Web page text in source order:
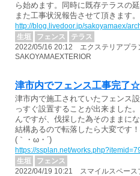
ら始めます。同時に既存テラスの
また工事状況報告させて頂きます。
http://blog.livedoor.jp/sakoyamaex/
生垣
フェンス
テラス
2022/05/16 20:12 エクステリアプラ
SAKOYAMAEXTERIOR
津市内でフェンス工事完了☆
津市内で施工されていたフェンス
っすぐ設置することが出来ました
んですが、伐採した為そのままに
結構あるので転落したら大変です
(｀・ω・´)ゞ
https://ssplan.net/
生垣
フェンス
2022/04/19 10:21 スマイルスペー